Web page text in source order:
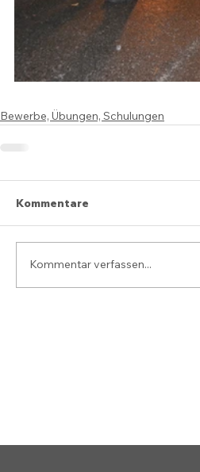
Bewerbe, Übungen, Schulungen
Kommentare
Kommentar verfassen...